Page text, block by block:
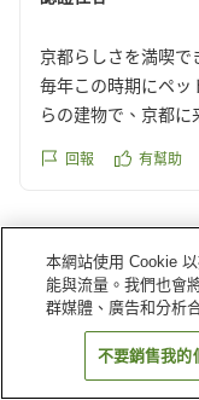
京都らしさを満喫で
毎年この時期にペッ
らの建物で、京都に
行かなくてもいつで
ートまでのうちにお
クチコミの詳細は
https://
回報 有幫助
本網站使用 Cookie
能與流量。我們也會
群媒體、廣告和分析
不要銷售我的